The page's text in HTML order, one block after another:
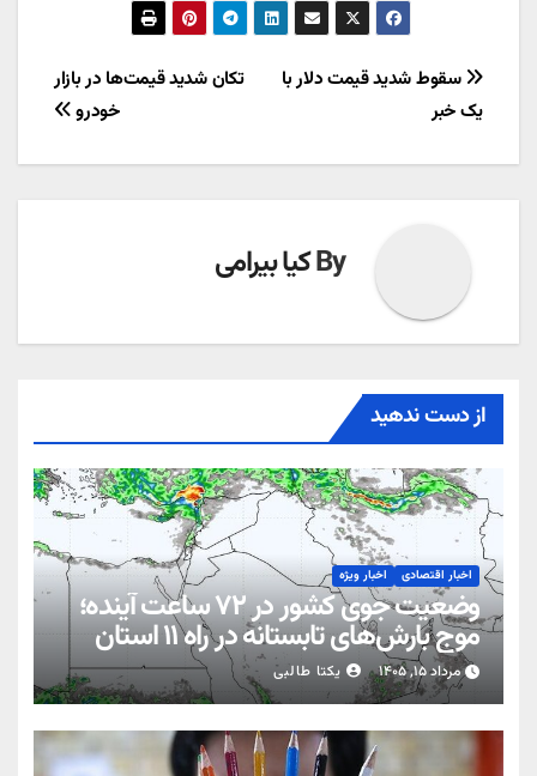
راهبری
نوشته
تکان شدید قیمت‌ها در بازار
خودرو
سقوط شدید قیمت دلار با
یک خبر
Byکیا بیرامی
از دست ندهید
اخبار اقتصادی اخبار ویژه
وضعیت جوی کشور در ۷۲ ساعت آینده؛
موج بارش‌های تابستانه در راه ۱۱ استان
مرداد ۱۵, ۱۴۰۵ یکتا طالبی